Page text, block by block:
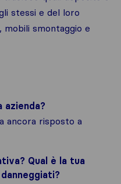
stessi e del loro
smontaggio e
azienda?
ancora risposto a
Qual è la tua